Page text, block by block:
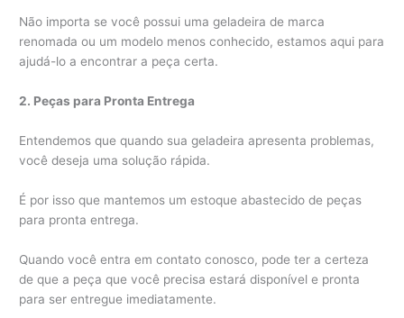
Não importa se você possui uma geladeira de marca
renomada ou um modelo menos conhecido, estamos aqui para
ajudá-lo a encontrar a peça certa.
2. Peças para Pronta Entrega
Entendemos que quando sua geladeira apresenta problemas,
você deseja uma solução rápida.
É por isso que mantemos um estoque abastecido de peças
para pronta entrega.
Quando você entra em contato conosco, pode ter a certeza
de que a peça que você precisa estará disponível e pronta
para ser entregue imediatamente.